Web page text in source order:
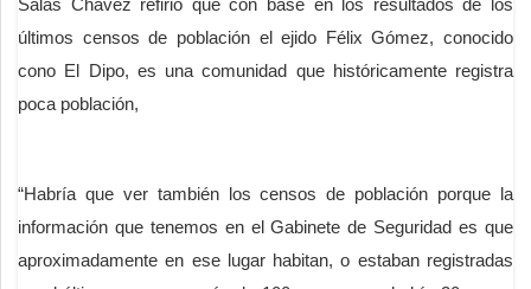
Salas Chávez refirió que con base en los resultados de los
últimos censos de población el ejido Félix Gómez, conocido
cono El Dipo, es una comunidad que históricamente registra
poca población,
“Habría que ver también los censos de población porque la
información que tenemos en el Gabinete de Seguridad es que
aproximadamente en ese lugar habitan, o estaban registradas